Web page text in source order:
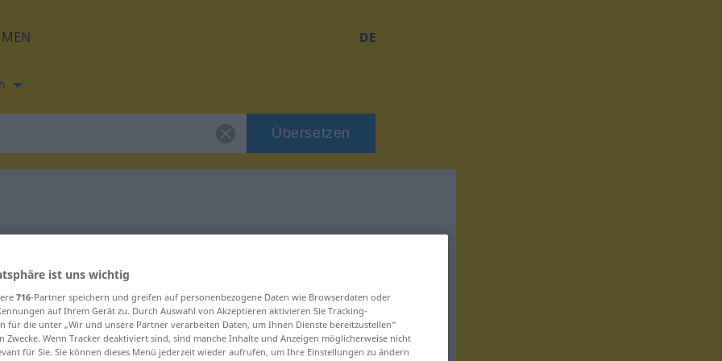
DE
Übersetzen
für "vanne"
ist uns wichtig
716-Partner speichern und greifen auf personenbezogene Daten wie Browserdaten oder
auf Ihrem Gerät zu. Durch Auswahl von Akzeptieren aktivieren Sie Tracking-
für die unter „Wir und unsere Partner verarbeiten Daten, um Ihnen Dienste bereitzustellen“
Zwecke. Wenn Tracker deaktiviert sind, sind manche Inhalte und Anzeigen möglicherweise nicht
für Sie. Sie können dieses Menü jederzeit wieder aufrufen, um Ihre Einstellungen zu ändern